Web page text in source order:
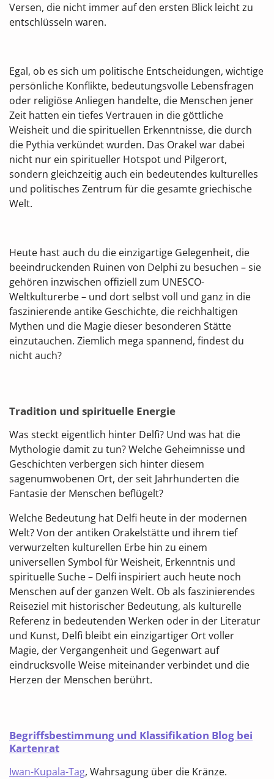
Versen, die nicht immer auf den ersten Blick leicht zu
entschlüsseln waren.
Egal, ob es sich um politische Entscheidungen, wichtige
persönliche Konflikte, bedeutungsvolle Lebensfragen
oder religiöse Anliegen handelte, die Menschen jener
Zeit hatten ein tiefes Vertrauen in die göttliche
Weisheit und die spirituellen Erkenntnisse, die durch
die Pythia verkündet wurden. Das Orakel war dabei
nicht nur ein spiritueller Hotspot und Pilgerort,
sondern gleichzeitig auch ein bedeutendes kulturelles
und politisches Zentrum für die gesamte griechische
Welt.
Heute hast auch du die einzigartige Gelegenheit, die
beeindruckenden Ruinen von Delphi zu besuchen – sie
gehören inzwischen offiziell zum UNESCO-
Weltkulturerbe – und dort selbst voll und ganz in die
faszinierende antike Geschichte, die reichhaltigen
Mythen und die Magie dieser besonderen Stätte
einzutauchen. Ziemlich mega spannend, findest du
nicht auch?
Tradition und spirituelle Energie
Was steckt eigentlich hinter Delfi? Und was hat die
Mythologie damit zu tun? Welche Geheimnisse und
Geschichten verbergen sich hinter diesem
sagenumwobenen Ort, der seit Jahrhunderten die
Fantasie der Menschen beflügelt?
Welche Bedeutung hat Delfi heute in der modernen
Welt? Von der antiken Orakelstätte und ihrem tief
verwurzelten kulturellen Erbe hin zu einem
universellen Symbol für Weisheit, Erkenntnis und
spirituelle Suche – Delfi inspiriert auch heute noch
Menschen auf der ganzen Welt. Ob als faszinierendes
Reiseziel mit historischer Bedeutung, als kulturelle
Referenz in bedeutenden Werken oder in der Literatur
und Kunst, Delfi bleibt ein einzigartiger Ort voller
Magie, der Vergangenheit und Gegenwart auf
eindrucksvolle Weise miteinander verbindet und die
Herzen der Menschen berührt.
Begriffsbestimmung und Klassifikation Blog bei
Kartenrat
Iwan-Kupala-Tag, Wahrsagung über die Kränze.